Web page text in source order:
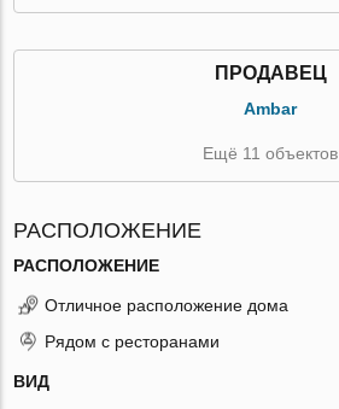
ПРОДАВЕЦ
Ambar
Ещё 11 объектов
РАСПОЛОЖЕНИЕ
РАСПОЛОЖЕНИЕ
Отличное расположение дома
Рядом с ресторанами
ВИД